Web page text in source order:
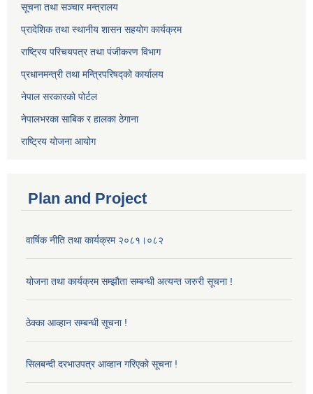
सूचना तथा सञ्चार मन्त्रालय
प्रादेशिक तथा स्थानीय शासन सहयोग कार्यक्रम
राष्ट्रिय परिचयपत्र तथा पंजीकरण विभाग
प्रधानमन्त्री तथा मन्त्रिपरिषद्को कार्यालय
नेपाल सरकारको पोर्टल
नेपालभरका साबिक र हालका ठेगाना
राष्ट्रिय योजना आयोग
Plan and Project
वार्षिक नीति तथा कार्यक्रम २०८१।०८२
योजना तथा कार्यक्रम सम्झौता सम्बन्धी अत्यन्त जरुरी सूचना !
ठेक्का आव्हान सम्बन्धी सूचना !
सिलबन्दी दरभाउपत्र आव्हान गरिएको सूचना !